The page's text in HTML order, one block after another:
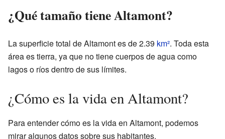
¿Qué tamaño tiene Altamont?
La superficie total de Altamont es de 2.39 km². Toda esta
área es tierra, ya que no tiene cuerpos de agua como
lagos o ríos dentro de sus límites.
¿Cómo es la vida en Altamont?
Para entender cómo es la vida en Altamont, podemos
mirar algunos datos sobre sus habitantes.